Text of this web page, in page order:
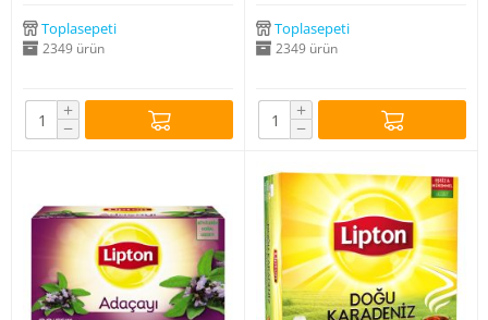
Toplasepeti
2349 ürün
+
−
Toplasepeti
2349 ürün
+
−